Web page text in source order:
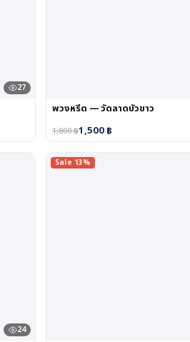
27
พวงหรีด — วัดลาดบัวขาว
1,800฿1,500 ฿
24
Sale 13%